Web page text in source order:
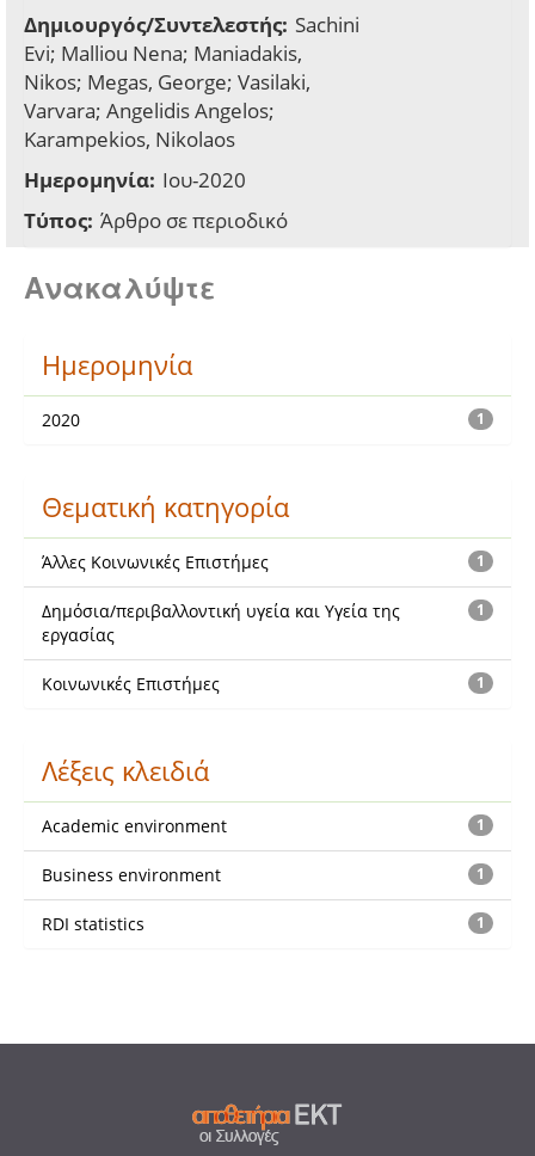
Δημιουργός/Συντελεστής: Sachini
Evi; Malliou Nena; Maniadakis,
Nikos; Megas, George; Vasilaki,
Varvara; Angelidis Angelos;
Karampekios, Nikolaos
Ημερομηνία: Ιου-2020
Τύπος: Άρθρο σε περιοδικό
Ανακαλύψτε
Ημερομηνία
1
2020
Θεματική κατηγορία
1
Άλλες Κοινωνικές Επιστήμες
1
Δημόσια/περιβαλλοντική υγεία και Υγεία της
εργασίας
1
Κοινωνικές Επιστήμες
Λέξεις κλειδιά
1
Academic environment
1
Business environment
1
RDI statistics